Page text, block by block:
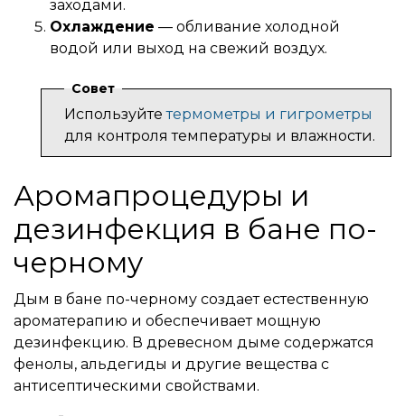
заходами.
Охлаждение — обливание холодной
водой или выход на свежий воздух.
Совет
Используйтетермометры и гигрометры
для контроля температуры и влажности.
Аромапроцедуры и
дезинфекция в бане по-
черному
Дым в бане по-черному создает естественную
ароматерапию и обеспечивает мощную
дезинфекцию. В древесном дыме содержатся
фенолы, альдегиды и другие вещества с
антисептическими свойствами.